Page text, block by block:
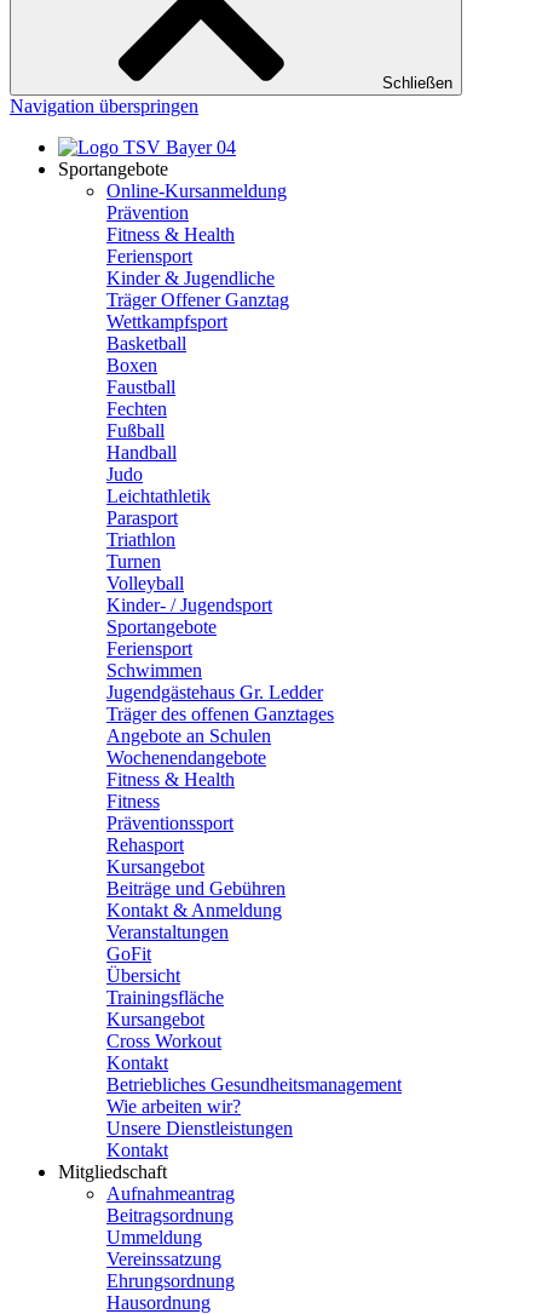
Schließen
Navigation überspringen
Sportangebote
Online-Kursanmeldung
Prävention
Fitness & Health
Feriensport
Kinder & Jugendliche
Träger Offener Ganztag
Wettkampfsport
Basketball
Boxen
Faustball
Fechten
Fußball
Handball
Judo
Leichtathletik
Parasport
Triathlon
Turnen
Volleyball
Kinder- / Jugendsport
Sportangebote
Feriensport
Schwimmen
Jugendgästehaus Gr. Ledder
Träger des offenen Ganztages
Angebote an Schulen
Wochenendangebote
Fitness & Health
Fitness
Präventionssport
Rehasport
Kursangebot
Beiträge und Gebühren
Kontakt & Anmeldung
Veranstaltungen
GoFit
Übersicht
Trainingsfläche
Kursangebot
Cross Workout
Kontakt
Betriebliches Gesundheitsmanagement
Wie arbeiten wir?
Unsere Dienstleistungen
Kontakt
Mitgliedschaft
Aufnahmeantrag
Beitragsordnung
Ummeldung
Vereinssatzung
Ehrungsordnung
Hausordnung